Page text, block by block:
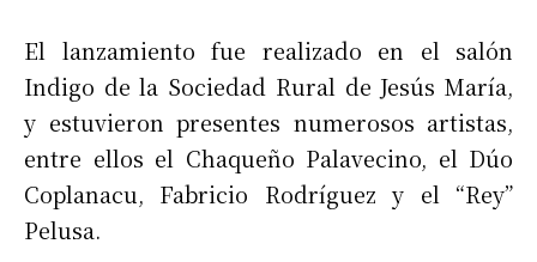
El lanzamiento fue realizado en el salón
Indigo de la Sociedad Rural de Jesús María,
y estuvieron presentes numerosos artistas,
entre ellos el Chaqueño Palavecino, el Dúo
Coplanacu, Fabricio Rodríguez y el “Rey”
Pelusa.